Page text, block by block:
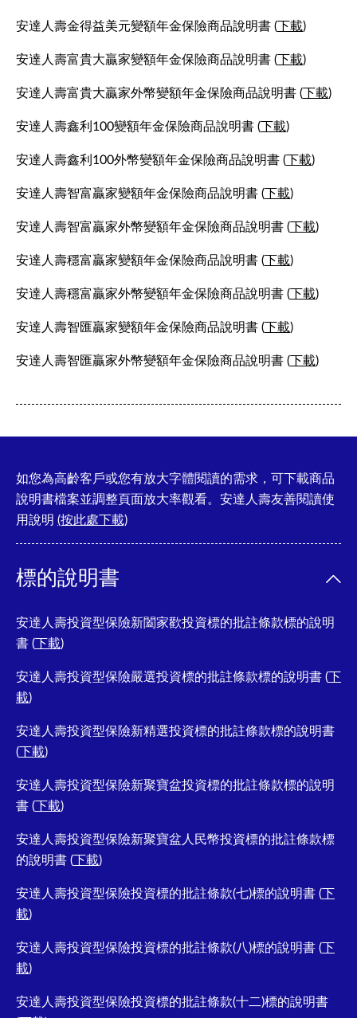
安達人壽金得益美元變額年金保險商品說明書 ( 下載)
安達人壽富貴大贏家變額年金保險商品說明書 ( 下載)
安達人壽富貴大贏家外幣變額年金保險商品說明書 ( 下載)
安達人壽鑫利100變額年金保險商品說明書 ( 下載)
安達人壽鑫利100外幣變額年金保險商品說明書 ( 下載)
安達人壽智富贏家變額年金保險商品說明書 ( 下載)
安達人壽智富贏家外幣變額年金保險商品說明書 ( 下載)
安達人壽穩富贏家變額年金保險商品說明書 ( 下載)
安達人壽穩富贏家外幣變額年金保險商品說明書 ( 下載)
安達人壽智匯贏家變額年金保險商品說明書 ( 下載)
安達人壽智匯贏家外幣變額年金保險商品說明書 ( 下載)
如您為高齡客戶或您有放大字體閱讀的需求，可下載商品
說明書檔案並調整頁面放大率觀看。安達人壽友善閱讀使
用說明 (按此處下載)
標的說明書
安達人壽投資型保險新闔家歡投資標的批註條款標的說明
書 ( 下載)
安達人壽投資型保險嚴選投資標的批註條款標的說明書 ( 下
載)
安達人壽投資型保險新精選投資標的批註條款標的說明書
( 下載)
安達人壽投資型保險新聚寶盆投資標的批註條款標的說明
書 ( 下載)
安達人壽投資型保險新聚寶盆人民幣投資標的批註條款標
的說明書 ( 下載)
安達人壽投資型保險投資標的批註條款(七)標的說明書 ( 下
載)
安達人壽投資型保險投資標的批註條款(八)標的說明書 ( 下
載)
安達人壽投資型保險投資標的批註條款(十二)標的說明書